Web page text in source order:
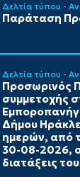
Δελτία τύπου -
Παράταση
Δελτία τύπου -
Προσωρινός
συμμετοχής
Δήμου
ημερών, από
30-08-2026,
διατάξεις